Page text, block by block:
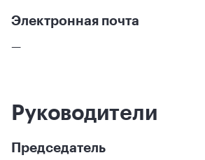
Электронная почта
—
Руководители
Председатель